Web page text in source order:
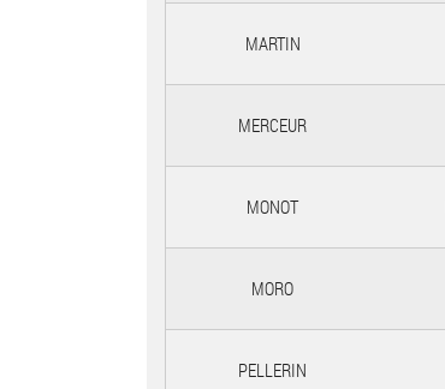
MARTIN
MERCEUR
MONOT
MORO
PELLERIN